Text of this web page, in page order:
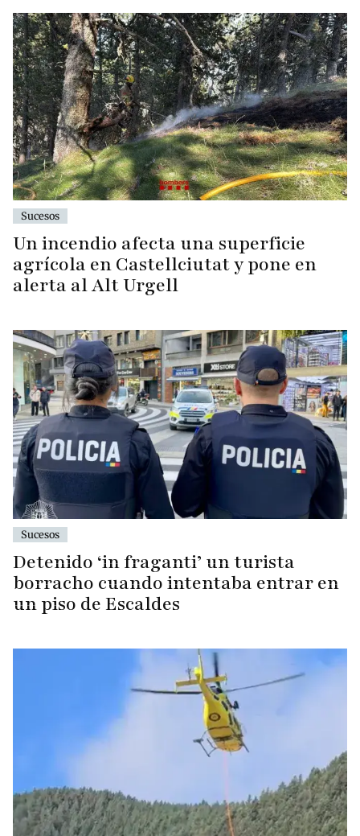
Sucesos
Un incendio afecta una superficie
agrícola en Castellciutat y pone en
alerta al Alt Urgell
Sucesos
Detenido ‘in fraganti’ un turista
borracho cuando intentaba entrar en
un piso de Escaldes